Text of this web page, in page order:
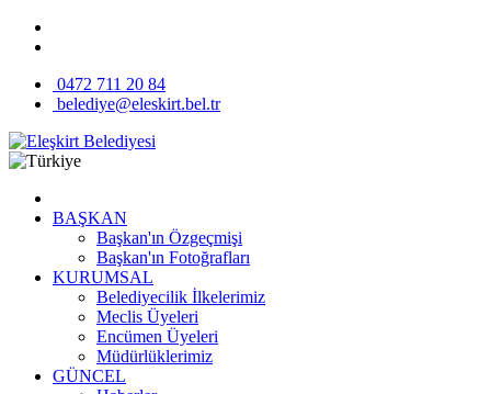
0472 711 20 84
belediye@eleskirt.bel.tr
BAŞKAN
Başkan'ın Özgeçmişi
Başkan'ın Fotoğrafları
KURUMSAL
Belediyecilik İlkelerimiz
Meclis Üyeleri
Encümen Üyeleri
Müdürlüklerimiz
GÜNCEL